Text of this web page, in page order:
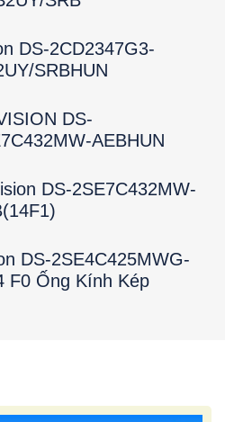
DS-2CD2347G3-
SRBHUN
DS-
AEBHUN
DS-2SE7C432MW-
DS-2SE4C425MWG-
F0 Ống Kính Kép